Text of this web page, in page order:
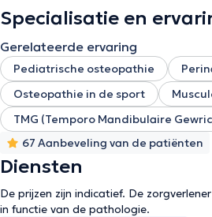
Specialisatie en
Gerelateerde ervaring
Pediatrische osteopathie
Osteopathie in de sport
TMG (Temporo Mandibulaire
67 Aanbeveling van de patiënten
Diensten
De prijzen zijn indicatief. De
in functie van de pathologie.